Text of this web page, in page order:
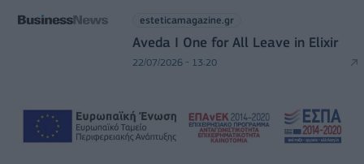
esteticamagazine.gr
Aveda I One for All Leave in Elixir
22/07/2026 - 13:20